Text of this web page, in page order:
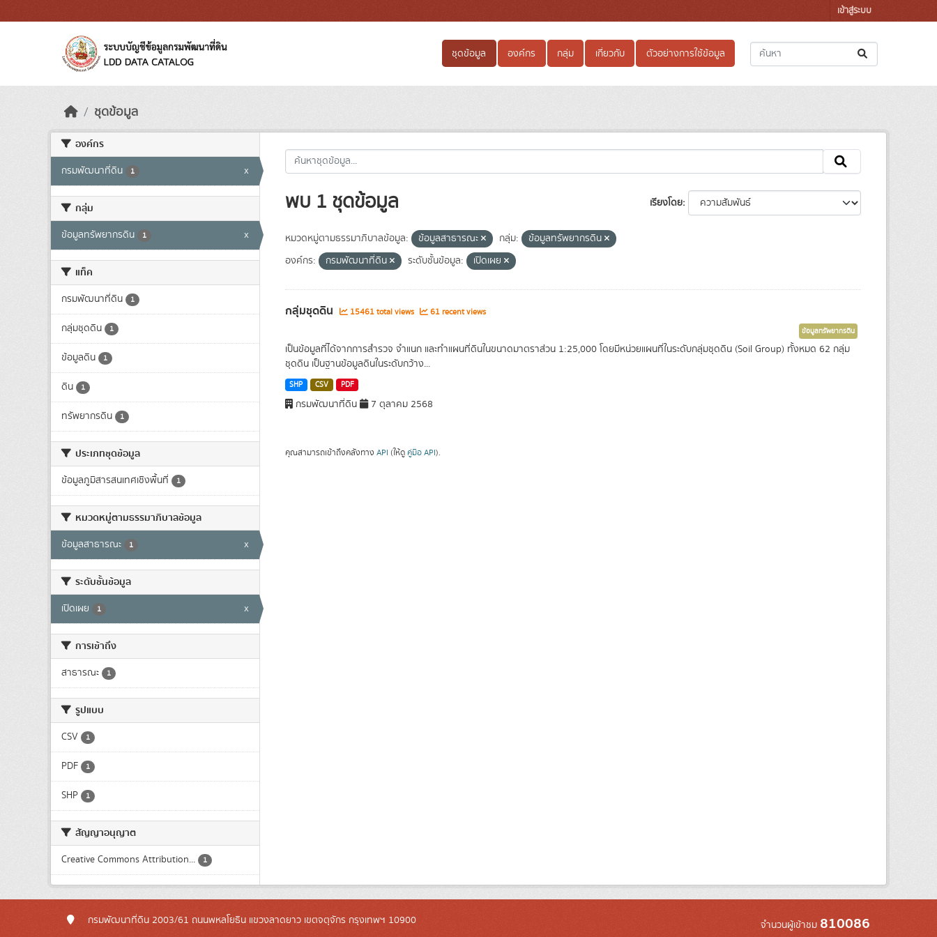
เข้าสู่ระบบ
ชุดข้อมูล องค์กร กลุ่ม เกี่ยวกับ ตัวอย่างการใช้ข้อมูล
ชุดข้อมูล
องค์กร
กรมพัฒนาที่ดิน 1 x
กลุ่ม
ข้อมูลทรัพยากรดิน 1 x
แท็ค
กรมพัฒนาที่ดิน 1
กลุ่มชุดดิน 1
ข้อมูลดิน 1
ดิน 1
ทรัพยากรดิน 1
ประเภทชุดข้อมูล
ข้อมูลภูมิสารสนเทศเชิงพื้นที่ 1
หมวดหมู่ตามธรรมาภิบาลข้อมูล
ข้อมูลสาธารณะ 1 x
ระดับชั้นข้อมูล
เปิดเผย 1 x
การเข้าถึง
สาธารณะ 1
รูปแบบ
CSV 1
PDF 1
SHP 1
สัญญาอนุญาต
Creative Commons Attribution... 1
เรียงโดย
พบ 1 ชุดข้อมูล
หมวดหมู่ตามธรรมาภิบาลข้อมูล: ข้อมูลสาธารณะ กลุ่ม:
ข้อมูลทรัพยากรดิน
องค์กร:
กรมพัฒนาที่ดิน ระดับชั้นข้อมูล: เปิดเผย
กลุ่มชุดดิน 15461 total views 61 recent views
ข้อมูลทรัพยากรดิน
เป็นข้อมูลที่ได้จากการสำรวจ จำแนก และทำแผนที่ดินในขนาดมาตราส่วน 1:25,000 โดยมีหน่วยแผนที่ในระดับกลุ่มชุดดิน (Soil Group) ทั้งหมด 62 กลุ่ม
ชุดดิน เป็นฐานข้อมูลดินในระดับกว้าง...
SHP CSV PDF
กรมพัฒนาที่ดิน 7 ตุลาคม 2568
คุณสามารถเข้าถึงคลังทาง API (ให้ดู คู่มือ API).
กรมพัฒนาที่ดิน 2003/61 ถนนพหลโยธิน แขวงลาดยาว เขตจตุจักร กรุงเทพฯ 10900 จำนวนผู้เข้าชม 810086